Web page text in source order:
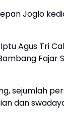
Joglo
Agus Tri
Fajar
sejumlah
dan